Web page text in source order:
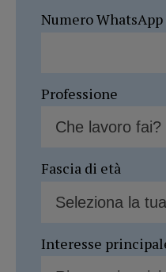
Numero WhatsApp
Professione
Fascia di età
Interesse